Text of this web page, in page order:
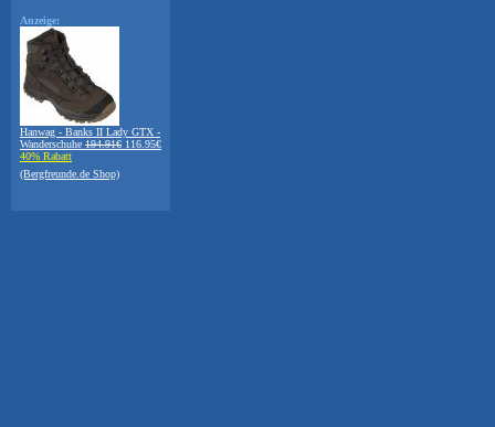
Anzeige:
Hanwag - Banks II Lady GTX -
Wanderschuhe 194.91€ 116.95€
40% Rabatt
(Bergfreunde.de Shop)